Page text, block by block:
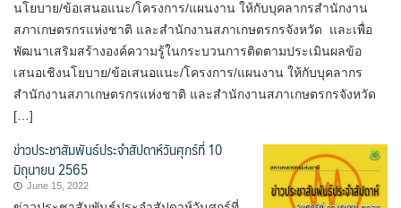
นโยบาย/ข้อเสนอแนะ/โครงการ/แผนงาน ให้กับบุคลากรสำนักงาน
สภาเกษตรกรแห่งชาติ และสำนักงานสภาเกษตรกรจังหวัด และเพื่อ
พัฒนาเสริมสร้างองค์ความรู้ในกระบวนการติดตามประเมินผลข้อ
เสนอเชิงนโยบาย/ข้อเสนอแนะ/โครงการ/แผนงาน ให้กับบุคลากร
สำนักงานสภาเกษตรกรแห่งชาติ และสำนักงานสภาเกษตรกรจังหวัด
[…]
ข่าวประชาสัมพันธ์ประจำสัปดาห์วันศุกร์ที่ 10
มิถุนายน 2565
June 15, 2022